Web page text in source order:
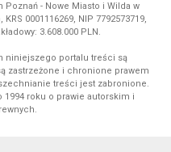
- Nowe Miasto i Wilda w
0001116269, NIP 7792573719,
3.608.000 PLN.
niniejszego portalu treści są
zastrzeżone i chronione prawem
treści jest zabronione.
1994 roku o prawie autorskim i